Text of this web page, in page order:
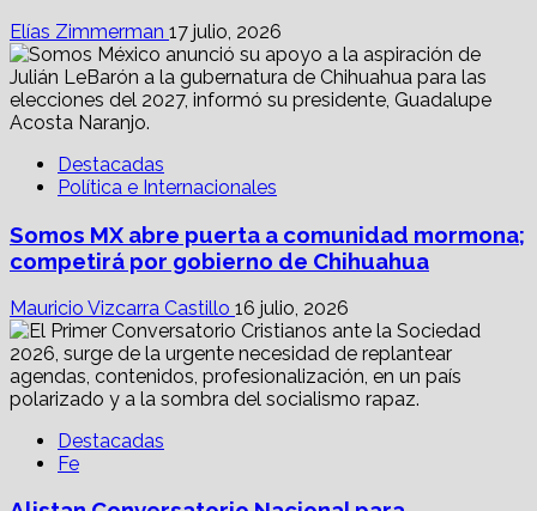
Elías Zimmerman 17 julio, 2026
Destacadas
Política e Internacionales
Somos MX abre puerta a comunidad mormona;
competirá por gobierno de Chihuahua
Mauricio Vizcarra Castillo 16 julio, 2026
Destacadas
Fe